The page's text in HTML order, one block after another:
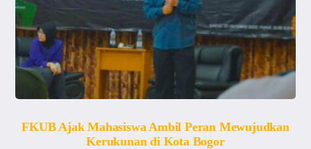
FKUB Ajak Mahasiswa Ambil Peran Mewujudkan
Kerukunan di Kota Bogor